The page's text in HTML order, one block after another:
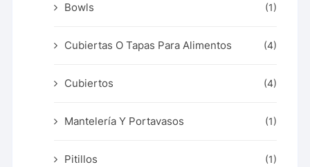
Bowls (1)
Cubiertas O Tapas Para Alimentos (4)
Cubiertos (4)
Mantelería Y Portavasos (1)
Pitillos (1)